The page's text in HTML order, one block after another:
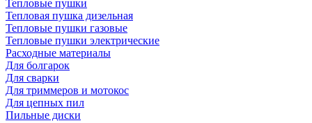
Тепловые пушки
Тепловая пушка дизельная
Тепловые пушки газовые
Тепловые пушки электрические
Расходные материалы
Для болгарок
Для сварки
Для триммеров и мотокос
Для цепных пил
Пильные диски